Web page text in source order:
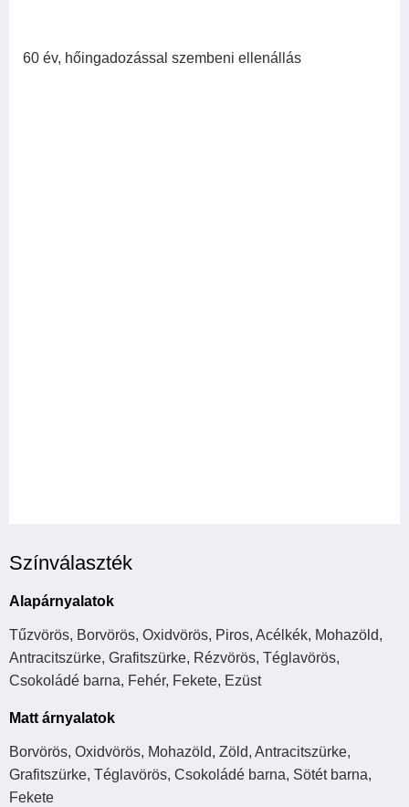
60 év, hőingadozással szembeni ellenállás
Színválaszték
Alapárnyalatok
Tűzvörös, Borvörös, Oxidvörös, Piros, Acélkék, Mohazöld,
Antracitszürke, Grafitszürke, Rézvörös, Téglavörös,
Csokoládé barna, Fehér, Fekete, Ezüst
Matt árnyalatok
Borvörös, Oxidvörös, Mohazöld, Zöld, Antracitszürke,
Grafitszürke, Téglavörös, Csokoládé barna, Sötét barna,
Fekete